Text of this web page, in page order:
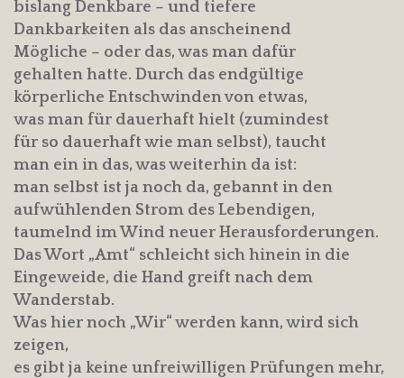
bislang Denkbare – und tiefere
Dankbarkeiten als das anscheinend
Mögliche – oder das, was man dafür
gehalten hatte. Durch das endgültige
körperliche Entschwinden von etwas,
was man für dauerhaft hielt (zumindest
für so dauerhaft wie man selbst), taucht
man ein in das, was weiterhin da ist:
man selbst ist ja noch da, gebannt in den
aufwühlenden Strom des Lebendigen,
taumelnd im Wind neuer Herausforderungen.
Das Wort „Amt“ schleicht sich hinein in die
Eingeweide, die Hand greift nach dem
Wanderstab.
Was hier noch „Wir“ werden kann, wird sich
zeigen,
es gibt ja keine unfreiwilligen Prüfungen mehr,